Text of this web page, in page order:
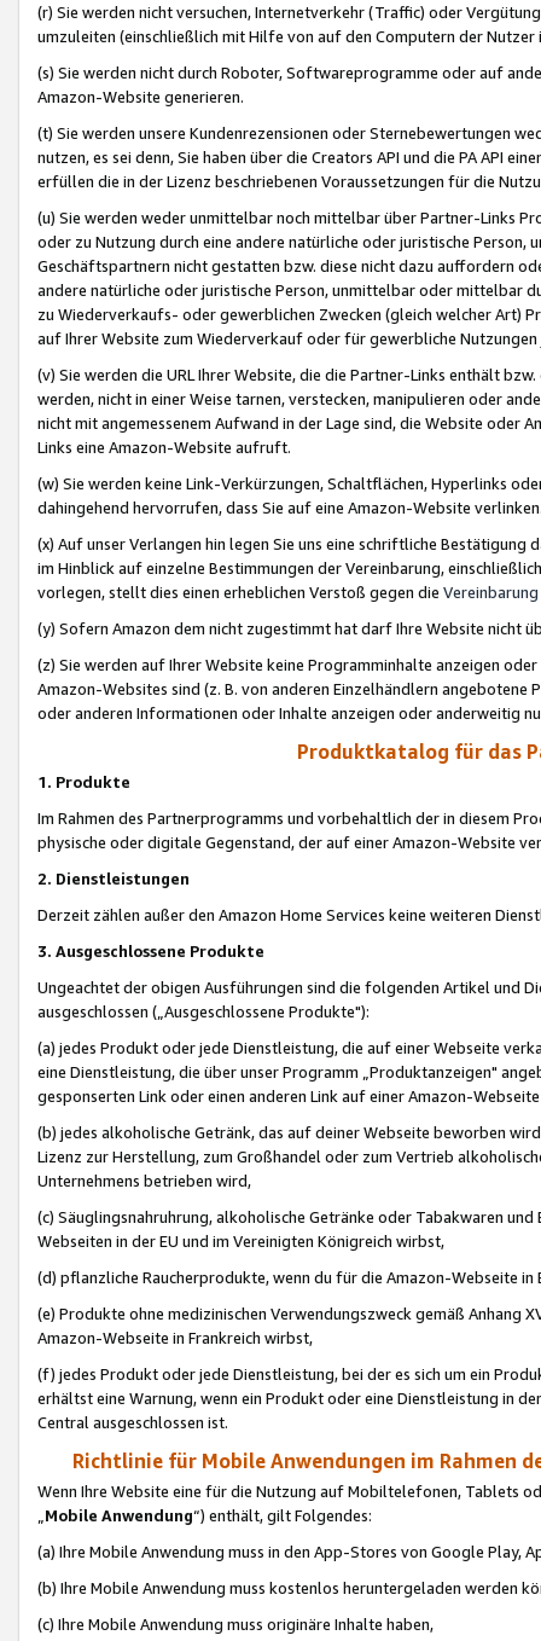
(r) Sie werden nicht versuchen, Internetverkehr (Traffic) oder
umzuleiten (einschließlich mit Hilfe von auf den Computern der
(s) Sie werden nicht durch Roboter, Softwareprogramme oder auf
Amazon-Website generieren.
(t) Sie werden unsere Kundenrezensionen oder Sternebewertungen
nutzen, es sei denn, Sie haben über die Creators API und die PA API
erfüllen die in der Lizenz beschriebenen Voraussetzungen für die
(u) Sie werden weder unmittelbar noch mittelbar über Partner-Links
oder zu Nutzung durch eine andere natürliche oder juristische
Geschäftspartnern nicht gestatten bzw. diese nicht dazu auffordern
andere natürliche oder juristische Person, unmittelbar oder mittelbar
zu Wiederverkaufs- oder gewerblichen Zwecken (gleich welcher Art)
auf Ihrer Website zum Wiederverkauf oder für gewerbliche
(v) Sie werden die URL Ihrer Website, die die Partner-Links enthält
werden, nicht in einer Weise tarnen, verstecken, manipulieren oder
nicht mit angemessenem Aufwand in der Lage sind, die Website oder
Links eine Amazon-Website aufruft.
(w) Sie werden keine Link-Verkürzungen, Schaltflächen, Hyperlinks
dahingehend hervorrufen, dass Sie auf eine Amazon-Website
(x) Auf unser Verlangen hin legen Sie uns eine schriftliche
im Hinblick auf einzelne Bestimmungen der Vereinbarung,
vorlegen, stellt dies einen erheblichen Verstoß gegen die Vereinbarung
(y) Sofern Amazon dem nicht zugestimmt hat darf Ihre Website nicht
(z) Sie werden auf Ihrer Website keine Programminhalte anzeigen
Amazon-Websites sind (z. B. von anderen Einzelhändlern
oder anderen Informationen oder Inhalte anzeigen oder anderweitig
Produktkatalog für das
1. Produkte
Im Rahmen des Partnerprogramms und vorbehaltlich der in diesem
physische oder digitale Gegenstand, der auf einer Amazon-Website
2. Dienstleistungen
Derzeit zählen außer den Amazon Home Services keine weiteren
3. Ausgeschlossene Produkte
Ungeachtet der obigen Ausführungen sind die folgenden Artikel und
ausgeschlossen („Ausgeschlossene Produkte"):
(a) jedes Produkt oder jede Dienstleistung, die auf einer Webseite
eine Dienstleistung, die über unser Programm „Produktanzeigen"
gesponserten Link oder einen anderen Link auf einer Amazon-
(b) jedes alkoholische Getränk, das auf deiner Webseite beworben
Lizenz zur Herstellung, zum Großhandel oder zum Vertrieb
Unternehmens betrieben wird,
(c) Säuglingsnahruhrung, alkoholische Getränke oder Tabakwaren
Webseiten in der EU und im Vereinigten Königreich wirbst,
(d) pflanzliche Raucherprodukte, wenn du für die Amazon-Webseite in
(e) Produkte ohne medizinischen Verwendungszweck gemäß Anhang
Amazon-Webseite in Frankreich wirbst,
(f) jedes Produkt oder jede Dienstleistung, bei der es sich um ein
erhältst eine Warnung, wenn ein Produkt oder eine Dienstleistung in
Central ausgeschlossen ist.
Richtlinie für Mobile Anwendungen im Rahmen
Wenn Ihre Website eine für die Nutzung auf Mobiltelefonen, Tablets
„Mobile Anwendung“) enthält, gilt Folgendes:
(a) Ihre Mobile Anwendung muss in den App-Stores von Google Play,
(b) Ihre Mobile Anwendung muss kostenlos heruntergeladen werden
(c) Ihre Mobile Anwendung muss originäre Inhalte haben,